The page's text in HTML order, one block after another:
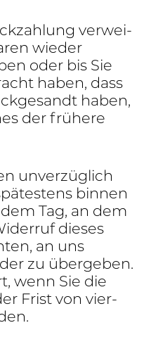
verwei­
wieder
oder bis Sie
haben, dass
haben,
der frühere
unver­züg­lich
binnen
Tag, an dem
dieses
an uns
zu über­geben.
wenn Sie die
Frist von vier­